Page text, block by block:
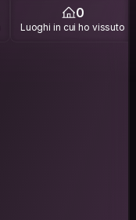
0
Luoghi in cui ho vissuto